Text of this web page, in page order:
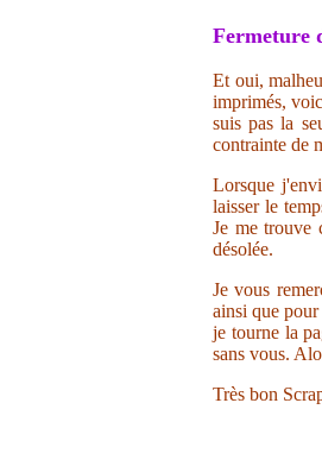
Fermeture
Et oui,
imprimés,
suis pas la
contrainte de
Lorsque
laisser le
Je me trouve
désolée.
Je vous
ainsi que
je tourne la
sans vous.
Très bon